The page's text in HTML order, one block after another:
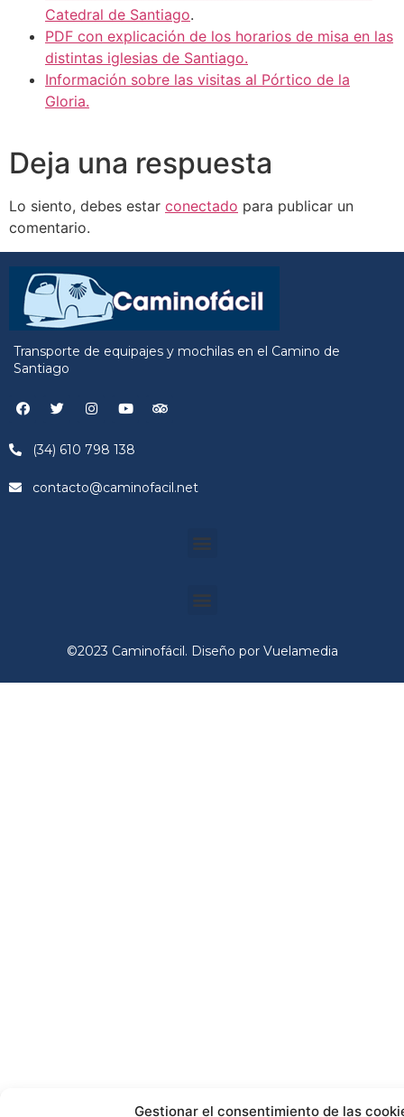
Gestionar el consentimiento de las
Catedral de Santiago.
PDF con explicación de los horarios de misa en las
distintas iglesias de Santiago.
Información sobre las visitas al Pórtico de la
Gloria.
Deja una respuesta
Lo siento, debes estar conectado para publicar un
comentario.
Transporte de equipajes y mochilas en el Camino de
Santiago
(34) 610 798 138
contacto@caminofacil.net
©2023 Caminofácil. Diseño por Vuelamedia